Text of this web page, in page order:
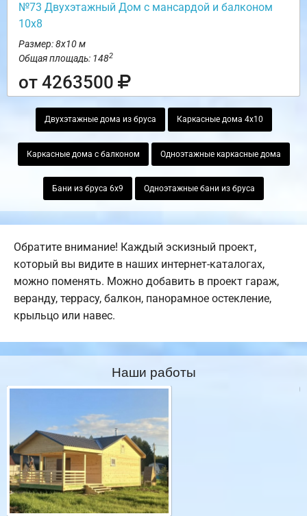
№73 Двухэтажный Дом с мансардой и балконом
10х8
Размер: 8х10 м
Общая площадь: 1482
от 4263500
Двухэтажные дома из бруса Каркасные дома 4х10
Каркасные дома с балконом Одноэтажные каркасные дома
Бани из бруса 6х9 Одноэтажные бани из бруса
Обратите внимание! Каждый эскизный проект,
который вы видите в наших интернет-каталогах,
можно поменять. Можно добавить в проект гараж,
веранду, террасу, балкон, панорамное остекление,
крыльцо или навес.
Наши работы